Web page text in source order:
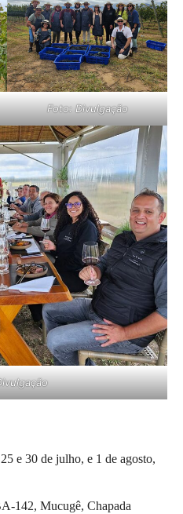
Foto: Divulgação
e 30 de julho, e 1 de agosto,
142, Mucugê, Chapada